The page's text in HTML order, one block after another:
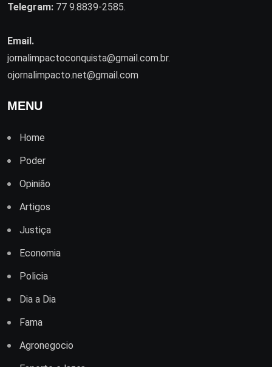
Telegram: 77 9.8839-2585.
Email.
jornalimpactoconquista@gmail.com.br.
ojornalimpacto.net@gmail.com
MENU
Home
Poder
Opinião
Artigos
Justiça
Economia
Policia
Dia a Dia
Fama
Agronegocio